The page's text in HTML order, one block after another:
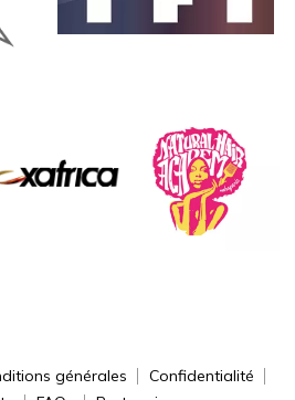
générales
Confidentialité